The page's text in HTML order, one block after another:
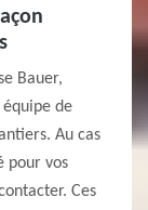
Bauer,
de
Au cas
pour vos
Ces